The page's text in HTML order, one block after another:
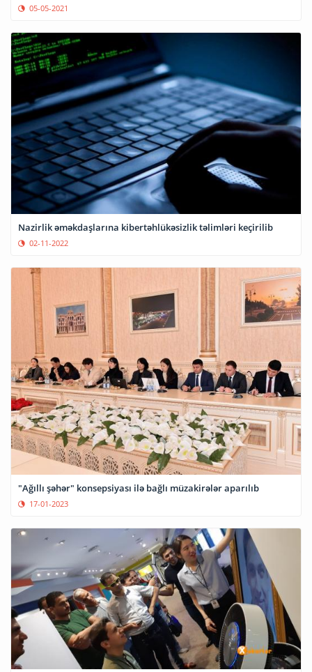
05-05-2021
Nazirlik əməkdaşlarına kibertəhlükəsizlik təlimləri keçirilib
02-11-2022
"Ağıllı şəhər" konsepsiyası ilə bağlı müzakirələr aparılıb
17-01-2023